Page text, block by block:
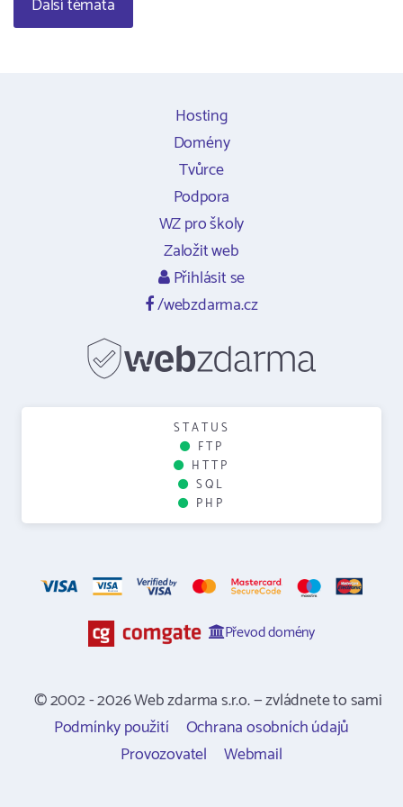
Další témata
Hosting
Domény
Tvůrce
Podpora
WZ pro školy
Založit web
Přihlásit se
/webzdarma.cz
STATUS
FTP
HTTP
SQL
PHP
Převod domény
© 2002 - 2026 Web zdarma s.r.o. — zvládnete to sami
Podmínky použití
Ochrana osobních údajů
Provozovatel
Webmail